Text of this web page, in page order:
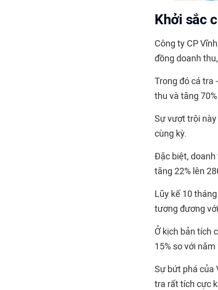
Khởi sắc
Công ty CP
đồng doanh
Trong đó cá tra
thu và tăng
Sự vượt trội
cùng kỳ.
Đặc biệt, doanh
tăng 22% lên
Lũy kế 10
tương đương
Ở kịch bản tích
15% so với năm
Sự bứt phá của
tra rất tích cực